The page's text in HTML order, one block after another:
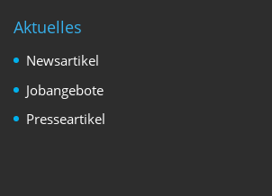
Aktuelles
Newsartikel
Jobangebote
Presseartikel